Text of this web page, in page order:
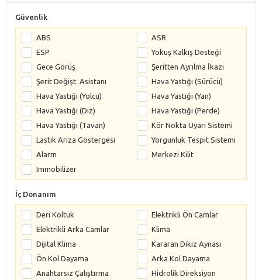
Güvenlik
ABS
ASR
ESP
Yokuş Kalkış Desteği
Gece Görüş
Şeritten Ayrılma İkazı
Şerit Değişt. Asistanı
Hava Yastığı (Sürücü)
Hava Yastığı (Yolcu)
Hava Yastığı (Yan)
Hava Yastığı (Diz)
Hava Yastığı (Perde)
Hava Yastığı (Tavan)
Kör Nokta Uyarı Sistemi
Lastik Arıza Göstergesi
Yorgunluk Tespit Sistemi
Alarm
Merkezi Kilit
Immobilizer
İç Donanım
Deri Koltuk
Elektrikli Ön Camlar
Elektrikli Arka Camlar
Klima
Dijital Klima
Kararan Dikiz Aynası
Ön Kol Dayama
Arka Kol Dayama
Anahtarsız Çalıştırma
Hidrolik Direksiyon